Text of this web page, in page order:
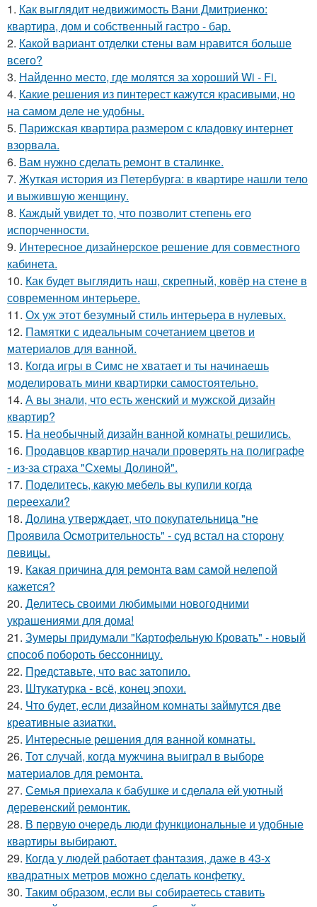
1. Как выглядит недвижимость Вани Дмитриенко:
квартира, дом и собственный гастро - бар.
2. Какой вариант отделки стены вам нравится больше
всего?
3. Найденно место, где молятся за хороший Wi - Fi.
4. Какие решения из пинтерест кажутся красивыми, но
на самом деле не удобны.
5. Парижская квартира размером с кладовку интернет
взорвала.
6. Вам нужно сделать ремонт в сталинке.
7. Жуткая история из Петербурга: в квартире нашли тело
и выжившую женщину.
8. Каждый увидет то, что позволит степень его
испорченности.
9. Интересное дизайнерское решение для совместного
кабинета.
10. Как будет выглядить наш, скрепный, ковёр на стене в
современном интерьере.
11. Ох уж этот безумный стиль интерьера в нулевых.
12. Памятки с идеальным сочетанием цветов и
материалов для ванной.
13. Когда игры в Симс не хватает и ты начинаешь
моделировать мини квартирки самостоятельно.
14. А вы знали, что есть женский и мужской дизайн
квартир?
15. На необычный дизайн ванной комнаты решились.
16. Продавцов квартир начали проверять на полиграфе
- из-за страха "Схемы Долиной".
17. Поделитесь, какую мебель вы купили когда
переехали?
18. Долина утверждает, что покупательница "не
Проявила Осмотрительность" - суд встал на сторону
певицы.
19. Какая причина для ремонта вам самой нелепой
кажется?
20. Делитесь своими любимыми новогодними
украшениями для дома!
21. Зумеры придумали "Картофельную Кровать" - новый
способ побороть бессонницу.
22. Представьте, что вас затопило.
23. Штукатурка - всё, конец эпохи.
24. Что будет, если дизайном комнаты займутся две
креативные азиатки.
25. Интересные решения для ванной комнаты.
26. Тот случай, когда мужчина выиграл в выборе
материалов для ремонта.
27. Семья приехала к бабушке и сделала ей уютный
деревенский ремонтик.
28. В первую очередь люди функциональные и удобные
квартиры выбирают.
29. Когда у людей работает фантазия, даже в 43-х
квадратных метров можно сделать конфетку.
30. Таким образом, если вы собираетесь ставить